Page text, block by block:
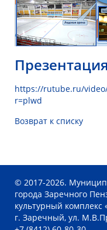
Презентация
https://rutube.ru/
r=plwd
Возврат к списку
© 2017-2026.
города Заречного
культурный комплекс
г. Заречный, ул.